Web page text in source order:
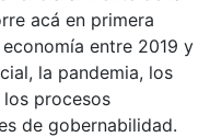
acá en primera
entre 2019 y
la pandemia, los
procesos
de gobernabilidad.